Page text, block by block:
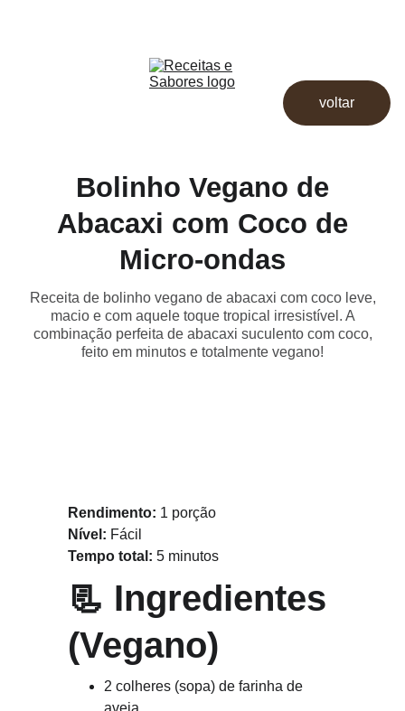
voltar
Bolinho Vegano de
Abacaxi com Coco de
Micro-ondas
Receita de bolinho vegano de abacaxi com coco leve,
macio e com aquele toque tropical irresistível. A
combinação perfeita de abacaxi suculento com coco,
feito em minutos e totalmente vegano!
Rendimento: 1 porção
Nível: Fácil
Tempo total: 5 minutos
📃 Ingredientes
(Vegano)
2 colheres (sopa) de farinha de
aveia